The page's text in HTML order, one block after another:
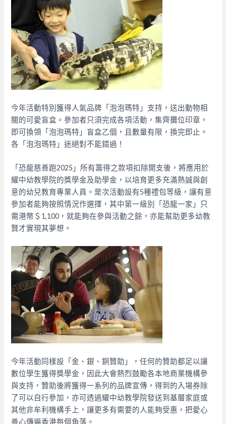
今年活動特別獲得人氣品牌「泡泡瑪特」支持，送出動物相
關的可愛盲盒。參加者只須完成各項活動，集齊攤位印章，
即可換領「泡泡瑪特」盲盒乙個，且數量有限，換完即止。
各「泡泡瑪特」迷絕對不能錯過！
「恐龍慈善跑2025」所有籌得之款項扣除開支後，將應用於
耀中幼教學院的獎學金及助學金，以培育更多充滿熱誠與創
意的幼兒教育專業人員。是次活動設有5種禮包等級，讓有意
參加者能夠按照情況作選擇，其中第一級別「恐龍一家」只
需港幣＄1,100，就能夠在參與活動之餘，亦能幫助更多幼教
賢才實現其夢想。
今年活動同樣設「金、銀、銅贊助」，任何的贊助都足以讓
數位學生獲得獎學金，因此大會熱烈鼓勵各本地商業機構參
與支持，贊助後將獲得一系列的品牌宣傳，得到的入場券除
了可以自行參加，亦可透過耀中幼教學院發送到基層家庭或
其他非牟利機構手上，讓更多有需要的人能夠受惠，把愛心
善心傳遍香港每個角落。